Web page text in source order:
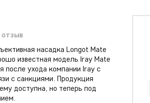
насадка Longot Mate
известная модель Iray Mate
после ухода компании Iray с
с санкциями. Продукция
доступна, но теперь под